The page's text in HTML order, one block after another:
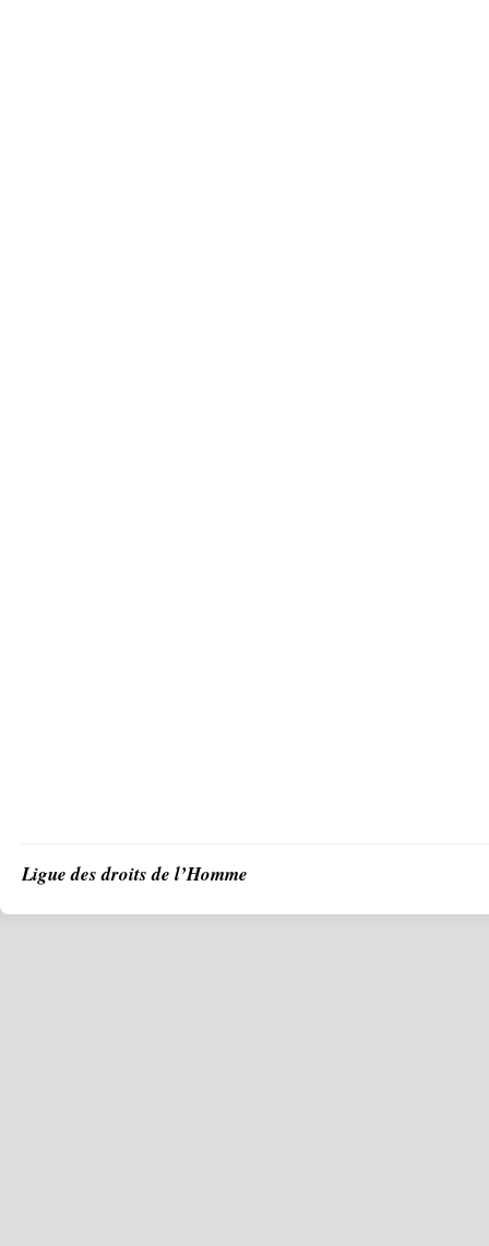
Ligue des droits de l’Homme